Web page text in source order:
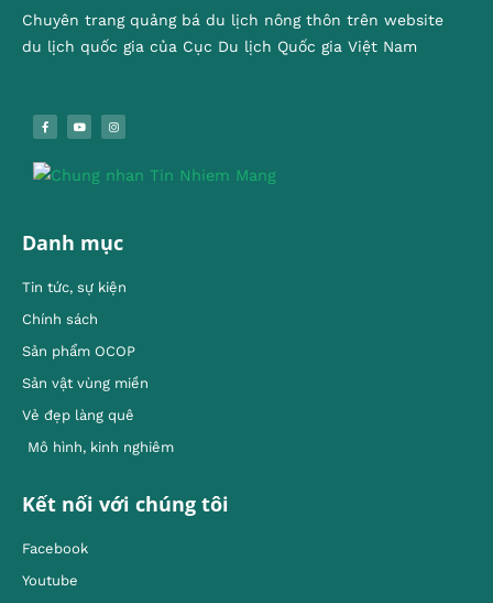
Chuyên trang quảng bá du lịch nông thôn trên website
du lịch quốc gia của Cục Du lịch Quốc gia Việt Nam
Danh mục
Tin tức, sự kiện
Chính sách
Sản phẩm OCOP
Sản vật vùng miền
Vẻ đẹp làng quê
Mô hình, kinh nghiêm
Kết nối với chúng tôi
Facebook
Youtube